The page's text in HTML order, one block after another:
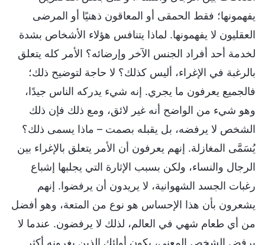
يفهمونها؛ فقط الحمقى أو المعاقون ذهنيًا أو المرضى
العقليون لا يفهمونها. لماذا يتنافس هؤلاء الأشخاص بشدة
لخدمة أحد أفراد الجنس الآخر وإرضائه؟ الأمر كله يتعلق
بالرغبة في الإغراء، أليس كذلك؟ لا حاجة لتوضيح ذلك؛
فالجميع يعرفون ما يجري. إنه شيء يدركه الناس جيدًا،
وهو شيء من الواضح أنه غير لائق، ومع ذلك فإن ذلك
الشخص لا يرفضه، بل يقبله بصمت – ماذا يسمى ذلك؟
يُسَمَّى المغازلة. إنهم يعرفون أن الأمر يتعلق بالإغراء بين
الرجال والنساء، ولكن بسبب الإثارة التي يجلبها إشباع
رغبات الجسد الشهوانية، لا يريدون أن يرفضوا. إنهم
يشعرون بأن هذا الإحساس هو نوع من المتعة، وهو أفضل
من أي طعام شهي في العالم، لذلك لا يرفضون. عندما لا
يرفض الشخص المعني، يكون أولئك الذين يغرونه أكثر